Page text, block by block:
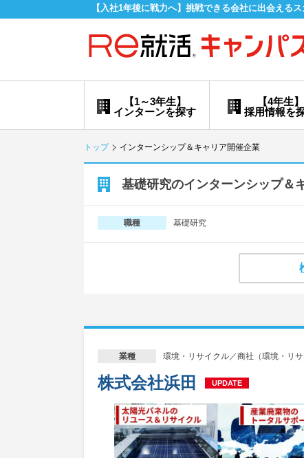
【入社1年後に戦力へ】挑戦できる会社に出会える
【4年生】
採用情報を
【1～3年生】
インターンを探す
トップ インターンシップ＆キャリア開催企業
基礎研究のインターンシップ＆
職種 基礎研究
業種 環境・リサイクル／商社（環境・リ
株式会社浜田 UPDATE